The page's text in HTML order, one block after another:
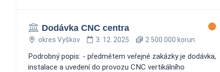
Dodávka CNC centra
okres Vyškov 3. 12. 2025 2 500 000 korun
Podrobný popis: - předmětem veřejné zakázky je dodávka,
instalace a uvedení do provozu CNC vertikálního